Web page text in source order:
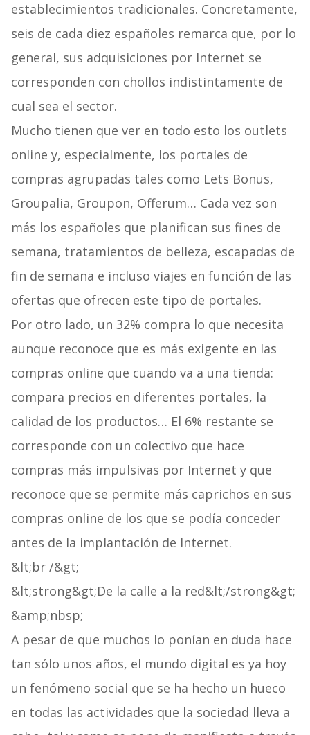
establecimientos tradicionales. Concretamente,
seis de cada diez españoles remarca que, por lo
general, sus adquisiciones por Internet se
corresponden con chollos indistintamente de
cual sea el sector.
Mucho tienen que ver en todo esto los outlets
online y, especialmente, los portales de
compras agrupadas tales como Lets Bonus,
Groupalia, Groupon, Offerum… Cada vez son
más los españoles que planifican sus fines de
semana, tratamientos de belleza, escapadas de
fin de semana e incluso viajes en función de las
ofertas que ofrecen este tipo de portales.
Por otro lado, un 32% compra lo que necesita
aunque reconoce que es más exigente en las
compras online que cuando va a una tienda:
compara precios en diferentes portales, la
calidad de los productos… El 6% restante se
corresponde con un colectivo que hace
compras más impulsivas por Internet y que
reconoce que se permite más caprichos en sus
compras online de los que se podía conceder
antes de la implantación de Internet.
&lt;br /&gt;
&lt;strong&gt;De la calle a la red&lt;/strong&gt;
&amp;nbsp;
A pesar de que muchos lo ponían en duda hace
tan sólo unos años, el mundo digital es ya hoy
un fenómeno social que se ha hecho un hueco
en todas las actividades que la sociedad lleva a